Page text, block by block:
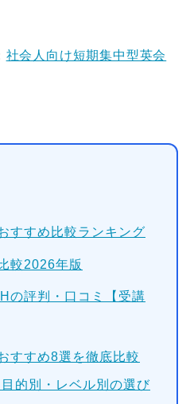
社会人向け短期集中型英会
すすめ比較ランキング
較2026年版
の評判・口コミ【受講
すすめ8選を徹底比較
目的別・レベル別の選び